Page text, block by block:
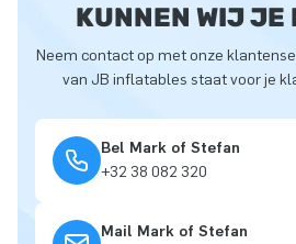
KUNNEN WIJ JE
Neem contact op met onze
van JB inflatables staat voor je
Bel Mark of Stefan
+32 38 082 320
Mail Mark of Stefan